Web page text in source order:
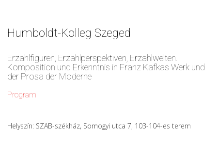
Humboldt-Kolleg Szeged
Erzählfiguren, Erzählperspektiven, Erzählwelten.
Komposition und Erkenntnis in Franz Kafkas Werk und
der Prosa der Moderne
Program
Helyszín: SZAB-székház, Somogyi utca 7, 103-104-es terem